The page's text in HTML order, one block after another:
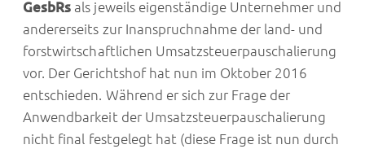
GesbRs als jeweils eigenständige Unternehmer und
andererseits zur Inanspruchnahme der land- und
forstwirtschaftlichen Umsatzsteuerpauschalierung
vor. Der Gerichtshof hat nun im Oktober 2016
entschieden. Während er sich zur Frage der
Anwendbarkeit der Umsatzsteuerpauschalierung
nicht final festgelegt hat (diese Frage ist nun durch